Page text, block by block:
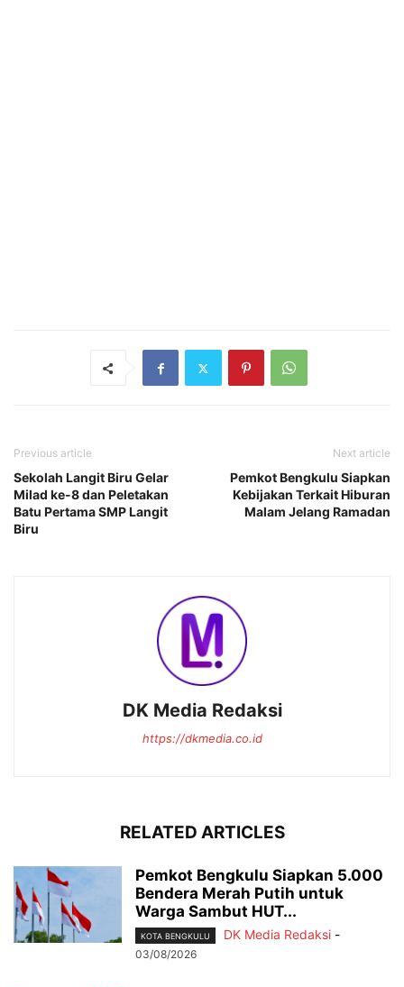
Previous article
Sekolah Langit Biru Gelar
Milad ke-8 dan Peletakan
Batu Pertama SMP Langit
Biru
Next article
Pemkot Bengkulu Siapkan
Kebijakan Terkait Hiburan
Malam Jelang Ramadan
DK Media Redaksi
https://dkmedia.co.id
RELATED ARTICLES
Pemkot Bengkulu Siapkan 5.000
Bendera Merah Putih untuk
Warga Sambut HUT...
KOTA BENGKULU DK Media Redaksi -
03/08/2026